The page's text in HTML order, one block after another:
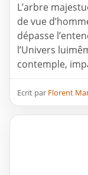
L’arbre
de vue
dépasse
l’Univers
contemple,
Ecrit par Florent